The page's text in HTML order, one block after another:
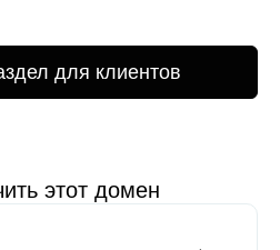
для клиентов
этот домен